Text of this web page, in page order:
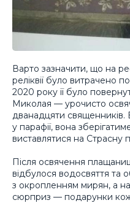
Варто зазначити, що на
реліквії було витрачено
2020 року її було
Миколая — урочисто
дванадцяти
у парафії, вона
виставлятися на Страсну
Після освячення
відбулося водосвяття та
з окропленням мирян, а
сюрприз — подарунки